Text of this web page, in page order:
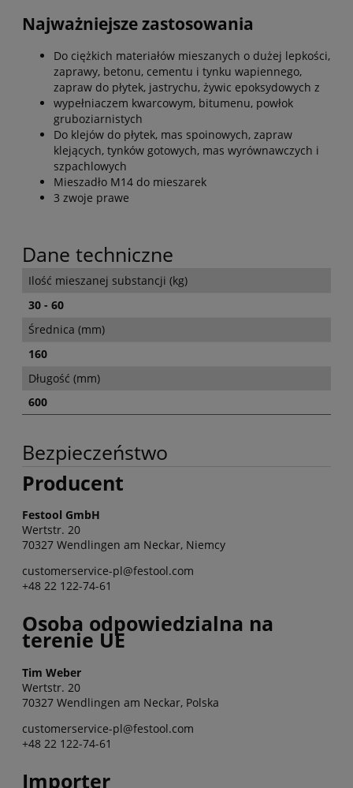
Najważniejsze zastosowania
Do ciężkich materiałów mieszanych o dużej lepkości,
zaprawy, betonu, cementu i tynku wapiennego,
zapraw do płytek, jastrychu, żywic epoksydowych z
wypełniaczem kwarcowym, bitumenu, powłok
gruboziarnistych
Do klejów do płytek, mas spoinowych, zapraw
klejących, tynków gotowych, mas wyrównawczych i
szpachlowych
Mieszadło M14 do mieszarek
3 zwoje prawe
Dane techniczne
Ilość mieszanej substancji (kg)
30 - 60
Średnica (mm)
160
Długość (mm)
600
Bezpieczeństwo
Producent
Festool GmbH
Wertstr. 20
70327 Wendlingen am Neckar, Niemcy
customerservice-pl@festool.com
+48 22 122-74-61
Osoba odpowiedzialna na
terenie UE
Tim Weber
Wertstr. 20
70327 Wendlingen am Neckar, Polska
customerservice-pl@festool.com
+48 22 122-74-61
Importer